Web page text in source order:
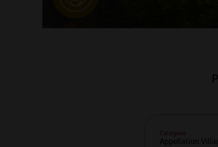
Catégorie
Appellation